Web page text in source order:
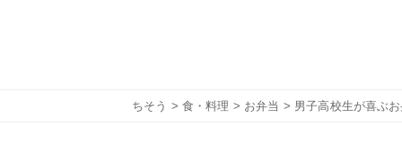
ちそう > 食・料理 > お弁当 > 男子高校生が喜ぶ